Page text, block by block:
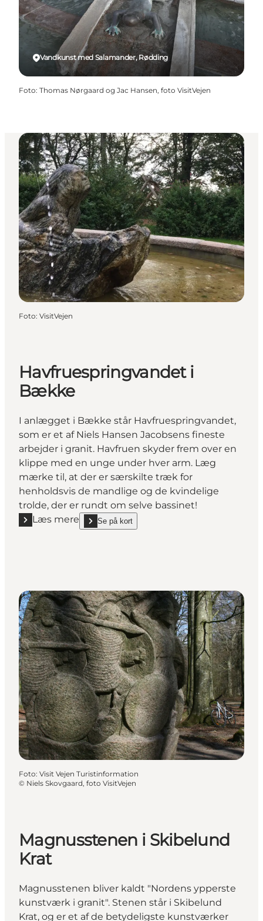
Vandkunst med Salamander, Rødding
Foto: Thomas Nørgaard og Jac Hansen, foto VisitVejen
Foto: VisitVejen
Havfruespringvandet i
Bække
I anlægget i Bække står Havfruespringvandet,
som er et af Niels Hansen Jacobsens fineste
arbejder i granit. Havfruen skyder frem over en
klippe med en unge under hver arm. Læg
mærke til, at der er særskilte træk for
henholdsvis de mandlige og de kvindelige
trolde, der er rundt om selve bassinet!
Læs mere
Læs mere "Havfruespringvandet i Bække"
Se på kort
show Havfruespringvandet i Bække on_map
Foto: Visit Vejen Turistinformation
© Niels Skovgaard, foto VisitVejen
Magnusstenen i Skibelund
Krat
Magnusstenen bliver kaldt "Nordens ypperste
kunstværk i granit". Stenen står i Skibelund
Krat, og er et af de betydeligste kunstværker